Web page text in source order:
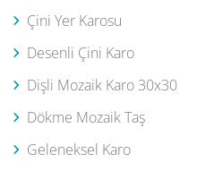
Çini Yer Karosu
Desenli Çini Karo
Dişli Mozaik Karo 30x30
Dökme Mozaik Taş
Geleneksel Karo